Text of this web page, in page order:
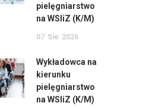
pielęgniarstwo
na WSIiZ (K/M)
07 Sie 2026
Wykładowca na
kierunku
pielęgniarstwo
na WSIiZ (K/M)